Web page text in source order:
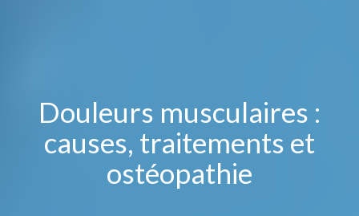
Douleurs musculaires :
causes, traitements et
ostéopathie